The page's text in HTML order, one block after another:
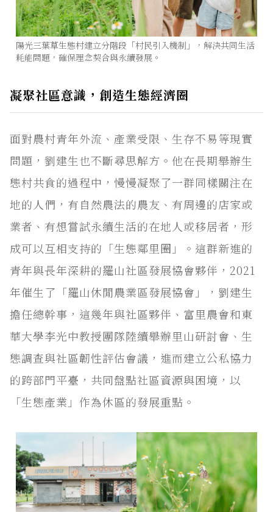
陽光三葉草生態村建立分階段「村民引入機制」，解決共同生活
耗能問題，確保理念契合與永續發展。
凝聚社區意識，創造生態經濟圈
面對農村青年外流、產業受限、生存不易等現實
問題，劉建生也不斷尋思解方。他在長期舉辦生
態村共食的過程中，慢慢凝聚了一群同樣關注在
地的人們，有自然農法的農友、有周邊的店家或
業者、有想嘗試永續生活的在地人或移居者，形
成可以互相支持的「生態鄰里圈」。這群新進的
青年與長年深耕的羅山社區發展協會夥伴，2021
年催生了「羅山休閒農業區發展協會」，劉建生
擔任總幹事，這幾年與社區夥伴、富里農會和東
華大學李光中教授團隊陸續舉辦里山研討會、生
態調查與社區韌性評估會議，進而建立公私協力
的跨部門平臺，共同盤點社區資源與困境，以
「生態產業」作為休區的發展重點。